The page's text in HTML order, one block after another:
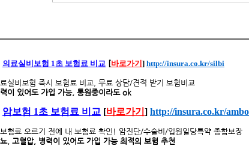
의료실비보험 1초 보험료 비교 [바로가기 ] http://insura.co.kr/silbi
실비보험 즉시 보험료 비교, 무료 상담/견적 받기 보험비교
이 있어도 가입 가능, 통원중이라도 ok
암보험 1초 보험료 비교 [바로가기 ] http://insura.co.kr/
험료 오르기 전에 내 보험료 확인! 암진단/수술비/입원일당특약 종합보장
, 고혈압, 병력이 있어도 가입 가능 최적의 보험 추천